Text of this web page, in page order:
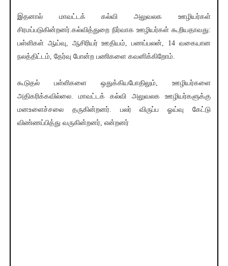
இதனால் மாவட்டக் கல்வி அலுவலக ஊழியர்கள்
சிரமப்படுகின்றனர்.கல்வித்துறை நிர்வாக ஊழியர்கள் கூறியதாவது:
பள்ளிகள் ஆய்வு, ஆசிரியர் ஊதியம், பணப்பலன், 14 வகையான
நலத்திட்டம், தேர்வு போன்ற பணிகளை கவனிக்கிறோம்.
கூடுதல் பள்ளிகளை ஒதுக்கியபோதிலும், ஊழியர்களை
அதிகரிக்கவில்லை. மாவட்டக் கல்வி அலுவலக ஊழியர்களுக்கு
மனஉளைச்சலை தருகின்றனர். பலர் விருப்ப ஓய்வு கேட்டு
விண்ணப்பித்து வருகின்றனர், என்றனர்